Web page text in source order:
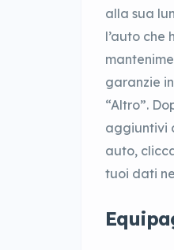
alla sua
l’auto che
garanzie
“Altro”.
aggiuntivi
auto,
tuoi dati